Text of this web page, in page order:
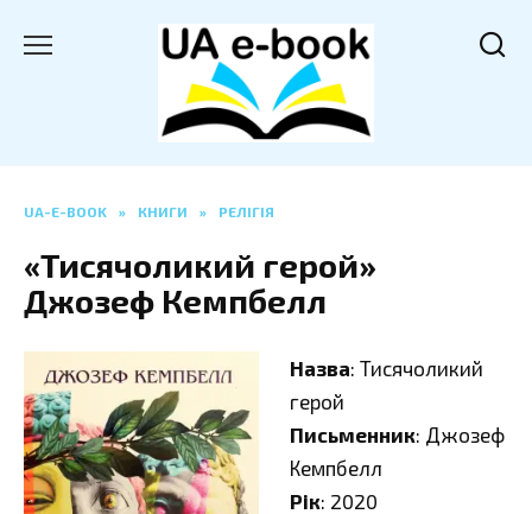
UA-E-BOOK » КНИГИ » РЕЛІГІЯ
«Тисячоликий герой»
Джозеф Кемпбелл
Назва: Тисячоликий
герой
Письменник: Джозеф
Кемпбелл
Рік: 2020